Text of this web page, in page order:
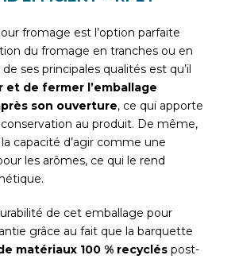
fromage est l’option parfaite
du fromage en tranches ou en
ses principales qualités est qu’il
et de fermer l’emballage
son ouverture, ce qui apporte
au produit. De même,
capacité d’agir comme une
les arômes, ce qui le rend
de cet emballage pour
grâce au fait que la barquette
matériaux 100 % recyclés post-